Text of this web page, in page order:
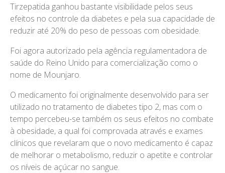
Tirzepatida ganhou bastante visibilidade pelos seus
efeitos no controle da diabetes e pela sua capacidade de
reduzir até 20% do peso de pessoas com obesidade.
Foi agora autorizado pela agência regulamentadora de
saúde do Reino Unido para comercialização como o
nome de Mounjaro.
O medicamento foi originalmente desenvolvido para ser
utilizado no tratamento de diabetes tipo 2, mas com o
tempo percebeu-se também os seus efeitos no combate
à obesidade, a qual foi comprovada através e exames
clínicos que revelaram que o novo medicamento é capaz
de melhorar o metabolismo, reduzir o apetite e controlar
os níveis de açúcar no sangue.